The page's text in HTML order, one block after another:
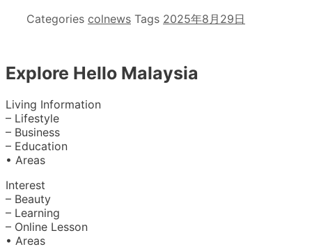
Categories colnews Tags 2025年8月29日
Explore Hello Malaysia
Living Information
– Lifestyle
– Business
– Education
• Areas
Interest
– Beauty
– Learning
– Online Lesson
• Areas